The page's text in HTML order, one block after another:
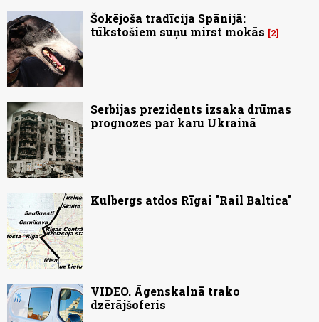
Šokējoša tradīcija Spānijā:
tūkstošiem suņu mirst mokās
2
Serbijas prezidents izsaka drūmas
prognozes par karu Ukrainā
Kulbergs atdos Rīgai "Rail Baltica"
VIDEO. Āgenskalnā trako
dzērājšoferis